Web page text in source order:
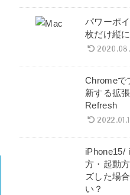
パワーポ
枚だけ縦
Chromeで
新する拡
Refresh
iPhone15/
方・起動
ズした場
い？